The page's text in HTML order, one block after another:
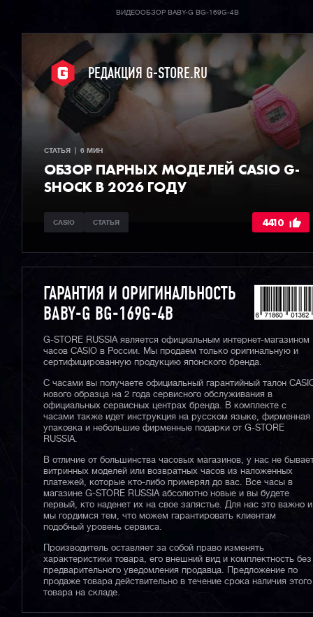
ВИДЕООБЗОР BABY-G BG-169G-4B
РЕДАКЦИЯ G-STORE.RU
СТАТЬЯ  |  6 МИН
ОБЗОР ПАРНЫХ МОДЕЛЕЙ CASIO G-
SHOCK В 2026 ГОДУ
CASIO СТАТЬЯ 4410
ГАРАНТИЯ И ОРИГИНАЛЬНОСТЬ
BABY-G BG-169G-4B
G-STORE RUSSIA является официальным интернет-магазином
часов CASIO в России. Мы продаем только оригинальную и
сертифицированную продукцию японского бренда.
С часами вы получаете официальный гарантийный талон
нового образца на 2 года сервисного обслуживания в
официальных сервисных центрах бренда. В комплекте с
часами также идет инструкция на русском языке, фирменная
упаковка и небольшие фирменные подарки от G-STORE
RUSSIA.
В отличие от большинства часовых магазинов, у нас не
витринных моделей или возвратных часов из наложенных
платежей, которые кто-либо примерял до вас. Все часы в
магазине G-STORE RUSSIA абсолютно новые и вы будете
первый, кто наденет их на свое запястье. Для нас это важно и
мы гордимся тем, что можем гарантировать клиентам
подобный уровень сервиса.
Производитель оставляет за собой право изменять
характеристики товара, его внешний вид и комплектность без
предварительного уведомления продавца. Предложение по
продаже товара действительно в течение срока наличия этого
товара на складе.